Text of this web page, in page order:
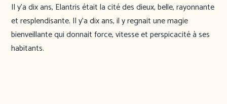
Il y’a dix ans, Elantris était la cité des dieux, belle, rayonnante
et resplendisante. Il y’a dix ans, il y regnait une magie
bienveillante qui donnait force, vitesse et perspicacité à ses
habitants.